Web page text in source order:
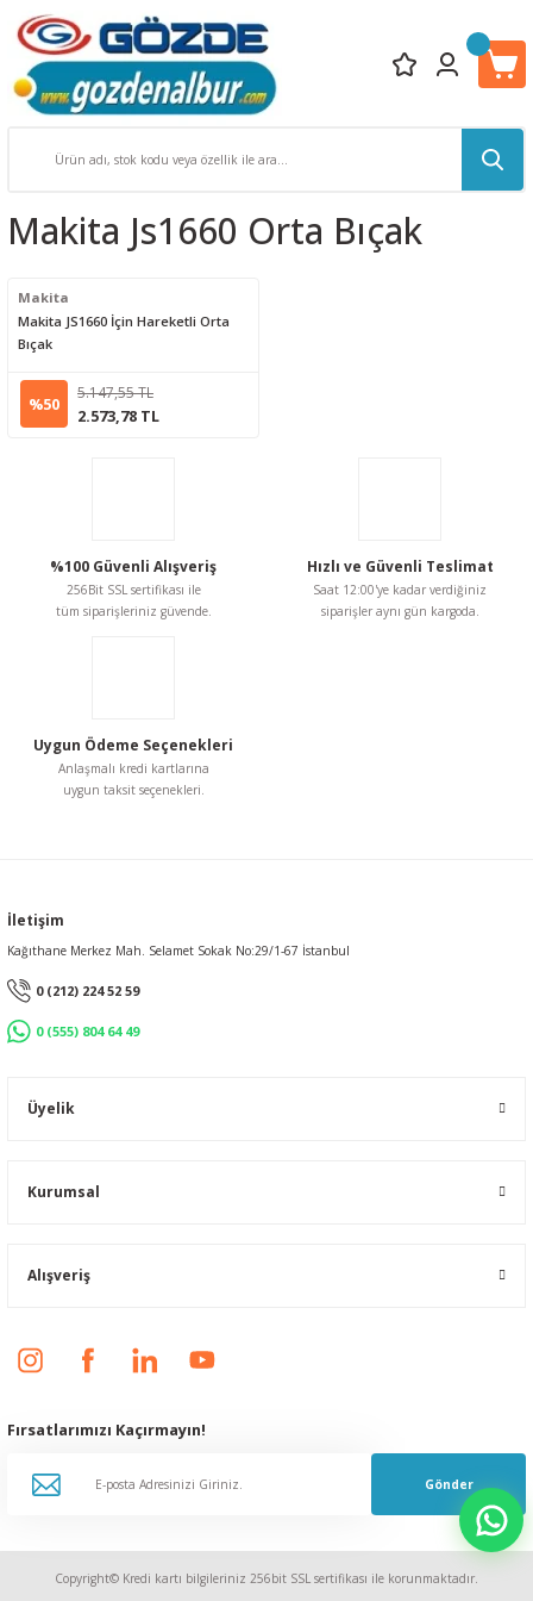
Makita Js1660 Orta Bıçak
Makita
Makita JS1660 İçin Hareketli Orta
Bıçak
%50
5.147,55 TL
2.573,78 TL
%100 Güvenli Alışveriş
256Bit SSL sertifikası ile
tüm siparişleriniz güvende.
Hızlı ve Güvenli Teslimat
Saat 12:00'ye kadar verdiğiniz
siparişler aynı gün kargoda.
Uygun Ödeme Seçenekleri
Anlaşmalı kredi kartlarına
uygun taksit seçenekleri.
İletişim
Kağıthane Merkez Mah. Selamet Sokak No:29/1-67 İstanbul
0 (212) 224 52 59
0 (555) 804 64 49
Üyelik
Kurumsal
Alışveriş
Fırsatlarımızı Kaçırmayın!
Gönder
Copyright© Kredi kartı bilgileriniz 256bit SSL sertifikası ile korunmaktadır.